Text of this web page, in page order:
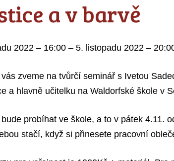
a v barvě
2022 – 16:00 – 5. listopadu 2022 –
zveme na tvůrčí seminář s Ivetou
a hlavně učitelku na Waldorfské škole v
probíhat ve škole, a to v pátek 4.11.
stačí, když si přinesete pracovní